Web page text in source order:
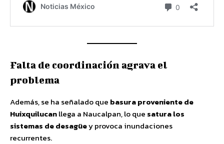
Falta de coordinación agrava el
problema
Además, se ha señalado que basura proveniente de
Huixquilucanllega a Naucalpan, lo que satura los
sistemas de desagüey provoca inundaciones
recurrentes.